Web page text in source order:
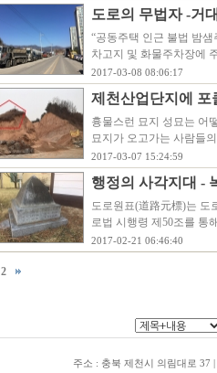
도로의 무법자 -거
“공동주택 인근 불법 밤
차고지 및 화물주차장에
2017-03-08 08:06:17
제천산업단지에
흉물스런 묘지 성묘는 어
묘지가 오고가는 사람들
2017-03-07 15:24:59
행정의 사각지대 -
도로원표(道路元標)는 도
로법 시행령 제50조를 통
2017-02-21 06:46:40
2
주소 : 충북 제천시 의림대로 37